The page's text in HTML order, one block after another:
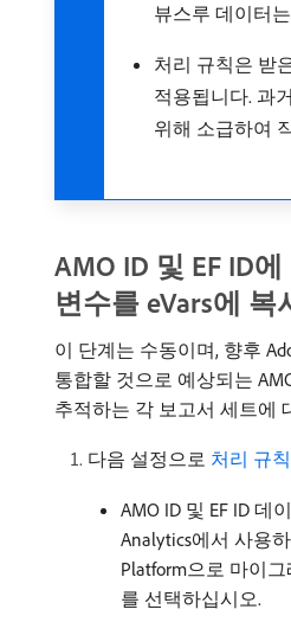
뷰스루 데이터
처리 규칙은 받
적용됩니다. 과
위해 소급하여
AMO ID 및 EF ID
변수를 eVars에 복
이 단계는 수동이며, 향후
통합할 것으로 예상되는
추적하는 각 보고서 세트에
다음 설정으로 처리 규
AMO ID 및 EF ID 데
Analytics에서 사용
Platform으로 마이
를 선택하십시오.